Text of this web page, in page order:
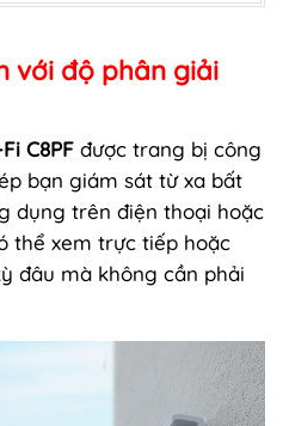
với độ phân giải
C8PF được trang bị công
bạn giám sát từ xa bất
dụng trên điện thoại hoặc
thể xem trực tiếp hoặc
đâu mà không cần phải